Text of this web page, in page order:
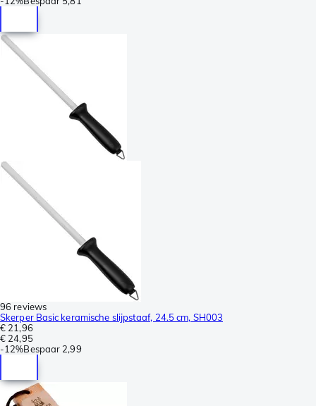
96 reviews
Skerper Basic keramische slijpstaaf, 24.5 cm, SH003
€ 21,96
€ 24,95
-12%Bespaar 2,99